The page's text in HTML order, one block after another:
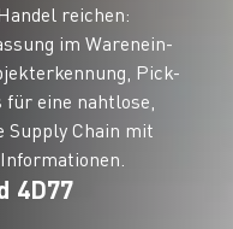
reichen:
im Warenein-
Pick-
für eine nahtlose,
Supply Chain mit
4D77